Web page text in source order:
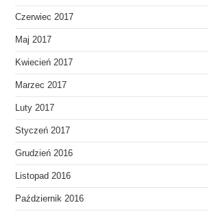
Czerwiec 2017
Maj 2017
Kwiecień 2017
Marzec 2017
Luty 2017
Styczeń 2017
Grudzień 2016
Listopad 2016
Październik 2016